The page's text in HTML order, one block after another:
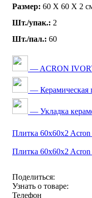
Размер: 60 Х 60 Х 2
Шт./упак.: 2
Шт./пал.: 60
— ACRON
— Керамическая
— Укладка
Плитка 60x60x2
Плитка 60x60x2 Acron
Поделиться:
Узнать о товаре:
Телефон